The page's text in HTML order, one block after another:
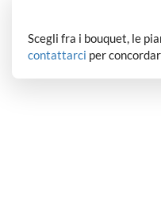
Scegli fra i bouquet, le
contattarci per